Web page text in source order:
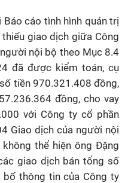
cáo tình hình quản trị
giao dịch giữa Công
nội bộ theo Mục 8.4
đã được kiểm toán, cụ
tiền 970.321.408 đồng,
đồng, cho vay
với Công ty cổ phần
Giao dịch của người nội
thể hiện ông Đặng
giao dịch bán tổng số
thông tin của Công ty